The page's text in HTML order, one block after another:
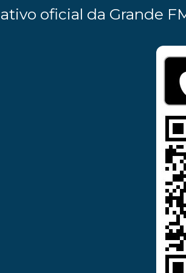
oficial da Grande